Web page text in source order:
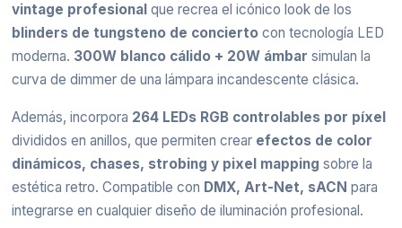
vintage profesionalque recrea el icónico look de los
blinders de tungsteno de conciertocon tecnología LED
moderna. 300W blanco cálido + 20W ámbar simulan la
curva de dimmer de una lámpara incandescente clásica.
Además, incorpora 264 LEDs RGB controlables por píxel
divididos en anillos, que permiten crear efectos de color
dinámicos, chases, strobing y pixel mapping sobre la
estética retro. Compatible con DMX, Art-Net, sACN para
integrarse en cualquier diseño de iluminación profesional.